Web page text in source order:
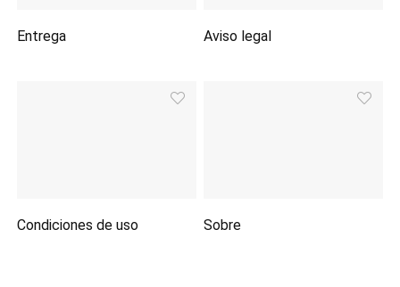
Entrega Aviso legal
Condiciones de uso Sobre